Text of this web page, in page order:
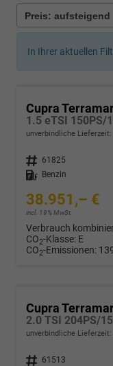
In Ihrer aktuellen
Cupra
unverbindliche Lieferzeit:
Fahrzeugnr. 61825
Kraftstoff
Benzin
38.951,– €
incl. 19% MwSt.
Verbrauch
CO2-Klasse: E
CO2-Emissionen:
Cupra
unverbindliche Lieferzeit:
Fahrzeugnr. 61513